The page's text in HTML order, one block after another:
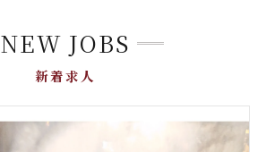
新着求人
NEW JOBS